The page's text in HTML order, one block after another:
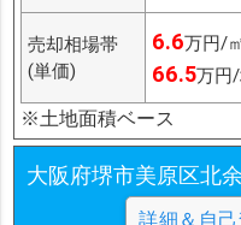
売却相場帯
(単価)
6.6万円/
66.5万円
※土地面積ベース
大阪府堺市美原区北
詳細＆自